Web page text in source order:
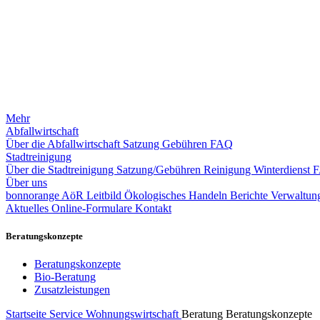
Mehr
Abfallwirtschaft
Über die Abfallwirtschaft Satzung Gebühren FAQ
Stadtreinigung
Über die Stadtreinigung Satzung/Gebühren Reinigung Winterdienst
Über uns
bonnorange AöR Leitbild Ökologisches Handeln Berichte
Aktuelles Online-Formulare Kontakt
Beratungskonzepte
Beratungskonzepte
Bio-Beratung
Zusatzleistungen
Startseite Service Wohnungswirtschaft Beratung Beratungskonzepte